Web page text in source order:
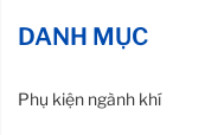
DANH MỤC
Phụ kiện ngành khí